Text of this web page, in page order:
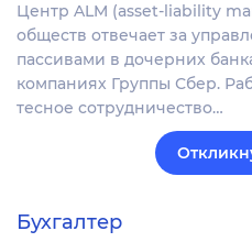
Центр ALM (asset-liability
обществ отвечает за
пассивами в дочерних
компаниях Группы Сбер.
тесное сотрудничество…
Бухгалтер